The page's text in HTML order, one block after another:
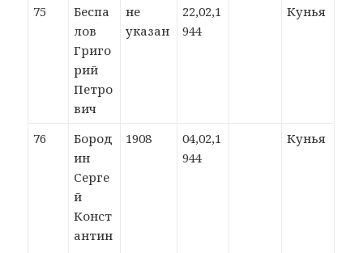
75
Беспа
лов
Григо
рий
Петро
вич
не
указан
22,02,1
944
Кунья
76
Бород
ин
Серге
й
Конст
антин
1908
04,02,1
944
Кунья